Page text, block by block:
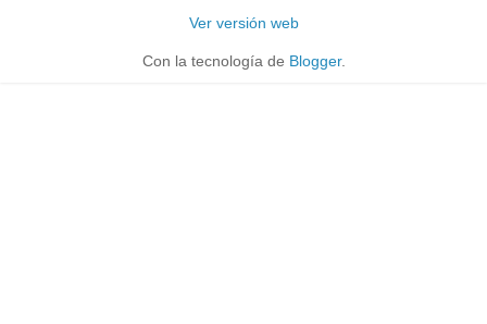
Ver versión web
Con la tecnología de Blogger.